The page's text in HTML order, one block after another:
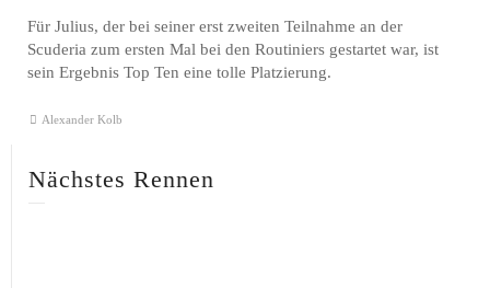
Für Julius, der bei seiner erst zweiten Teilnahme an der
Scuderia zum ersten Mal bei den Routiniers gestartet war, ist
sein Ergebnis Top Ten eine tolle Platzierung.
Alexander Kolb
Nächstes Rennen